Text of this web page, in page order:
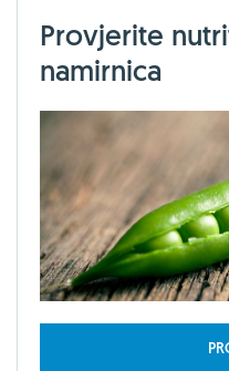
Provjerite
namirnica